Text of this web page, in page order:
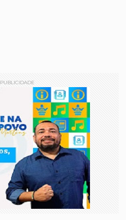
PUBLICIDADE